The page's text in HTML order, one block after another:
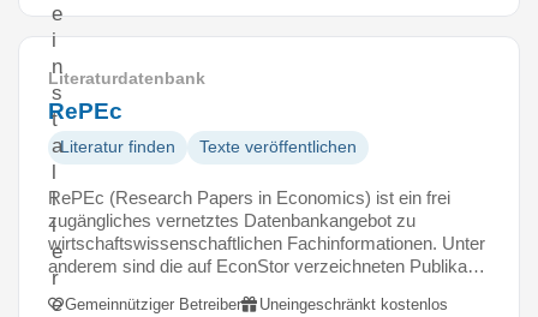
e
i
n
s
t
a
l
l
i
e
r
e
Literaturdatenbank
RePEc
Literatur finden Texte veröffentlichen
RePEc (Research Papers in Economics) ist ein frei
zugängliches vernetztes Datenbankangebot zu
wirtschaftswissenschaftlichen Fachinformationen. Unter
anderem sind die auf EconStor verzeichneten Publika…
Gemeinnütziger Betreiber Uneingeschränkt kostenlos